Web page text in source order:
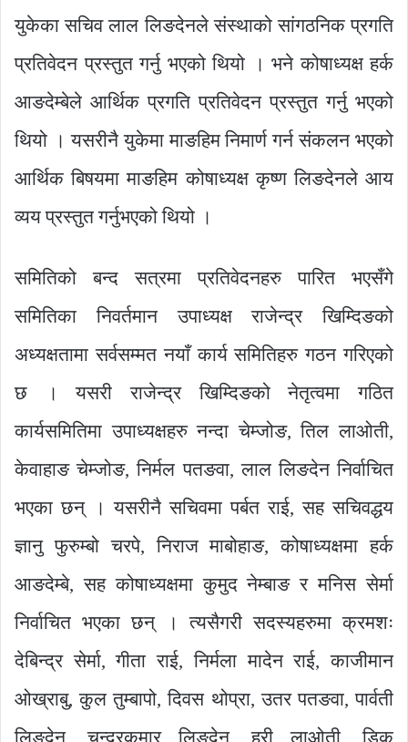
युकेका सचिव लाल लिङदेनले संस्थाको सांगठनिक प्रगति
प्रतिवेदन प्रस्तुत गर्नु भएको थियो । भने कोषाध्यक्ष हर्क
आङदेम्बेले आर्थिक प्रगति प्रतिवेदन प्रस्तुत गर्नु भएको
थियो । यसरीनै युकेमा माङहिम निमार्ण गर्न संकलन भएको
आर्थिक बिषयमा माङहिम कोषाध्यक्ष कृष्ण लिङदेनले आय
व्यय प्रस्तुत गर्नुभएको थियो ।
समितिको बन्द सत्रमा प्रतिवेदनहरु पारित भएसँगे
समितिका निवर्तमान उपाध्यक्ष राजेन्द्र खिम्दिङको
अध्यक्षतामा सर्वसम्मत नयाँ कार्य समितिहरु गठन गरिएको
छ । यसरी राजेन्द्र खिम्दिङको नेतृत्वमा गठित
कार्यसमितिमा उपाध्यक्षहरु नन्दा चेम्जोङ, तिल लाओती,
केवाहाङ चेम्जोङ, निर्मल पतङवा, लाल लिङदेन निर्वाचित
भएका छन् । यसरीनै सचिवमा पर्बत राई, सह सचिवद्धय
ज्ञानु फुरुम्बो चरपे, निराज माबोहाङ, कोषाध्यक्षमा हर्क
आङदेम्बे, सह कोषाध्यक्षमा कुमुद नेम्बाङ र मनिस सेर्मा
निर्वाचित भएका छन् । त्यसैगरी सदस्यहरुमा क्रमशः
देबिन्द्र सेर्मा, गीता राई, निर्मला मादेन राई, काजीमान
ओख्राबु, कुल तुम्बापो, दिवस थोप्रा, उतर पतङवा, पार्वती